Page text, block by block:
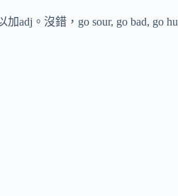
adj。沒錯，go sour, go bad, go